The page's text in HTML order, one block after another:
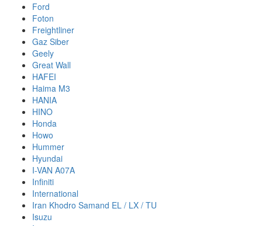
Ford
Foton
Freightliner
Gaz Siber
Geely
Great Wall
HAFEI
Haima M3
HANIA
HINO
Honda
Howo
Hummer
Hyundai
I-VAN A07A
Infiniti
International
Iran Khodro Samand EL / LX / TU
Isuzu